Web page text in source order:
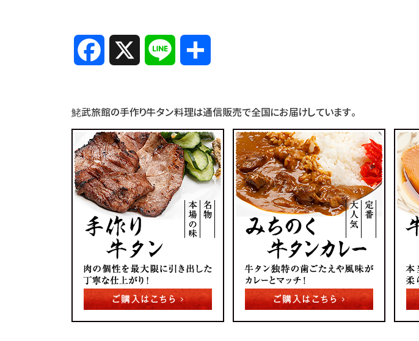
Facebook Line
鮱武旅館の手作り牛タン料理は通信販売で全国にお届けしています。